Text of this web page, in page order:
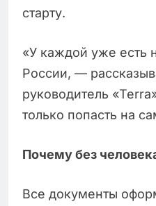
старту.
«У каждой уже есть
России, —
руководитель
только попасть на
Почему без
Все документы